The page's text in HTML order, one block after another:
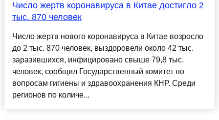
Число жертв коронавируса в Китае достигло 2
тыс. 870 человек
Число жертв нового коронавируса в Китае возросло
до 2 тыс. 870 человек, выздоровели около 42 тыс.
заразившихся, инфицировано свыше 79,8 тыс.
человек, сообщил Государственный комитет по
вопросам гигиены и здравоохранения КНР. Среди
регионов по количе...